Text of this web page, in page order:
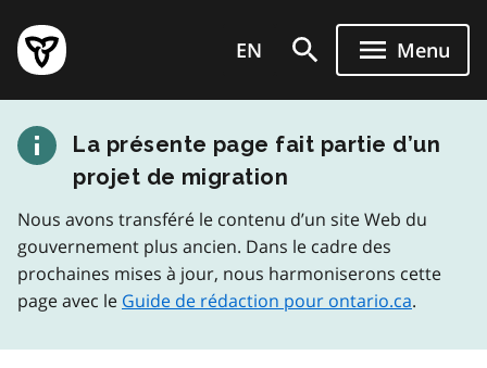
au
contenu
principal
Page
d'accueil
de
l'Ontario
EN Menu
La présente page fait partie d’un
projet de migration
Nous avons transféré le contenu d’un site Web du
gouvernement plus ancien. Dans le cadre des
prochaines mises à jour, nous harmoniserons cette
page avec le Guide de rédaction pour ontario.ca.